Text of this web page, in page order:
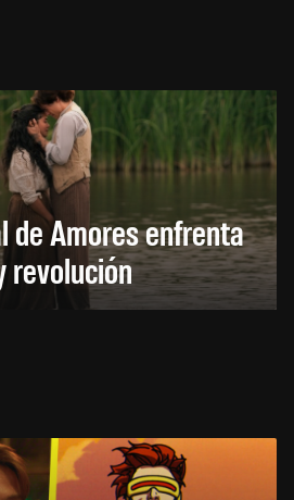
de Amores enfrenta
revolución